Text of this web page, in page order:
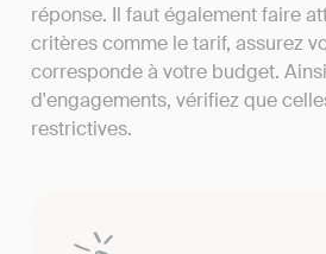
réponse. Il faut également faire
critères comme le tarif, assurez
corresponde à votre budget.
d'engagements, vérifiez que
restrictives.